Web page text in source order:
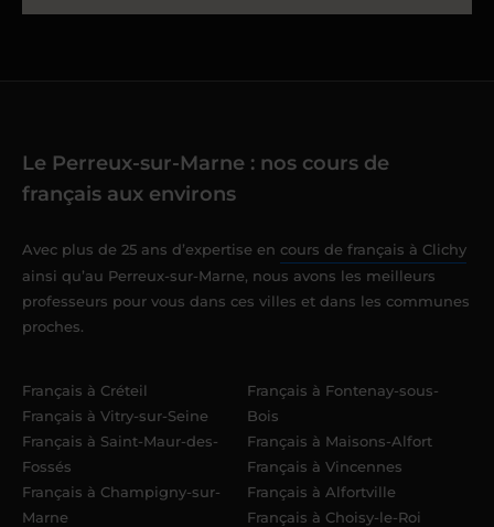
Le Perreux-sur-Marne : nos cours de
français aux environs
Avec plus de 25 ans d’expertise en cours de français à Clichy
ainsi qu’au Perreux-sur-Marne, nous avons les meilleurs
professeurs pour vous dans ces villes et dans les communes
proches.
Français à Créteil
Français à Vitry-sur-Seine
Français à Saint-Maur-des-
Fossés
Français à Champigny-sur-
Marne
Français à Fontenay-sous-
Bois
Français à Maisons-Alfort
Français à Vincennes
Français à Alfortville
Français à Choisy-le-Roi